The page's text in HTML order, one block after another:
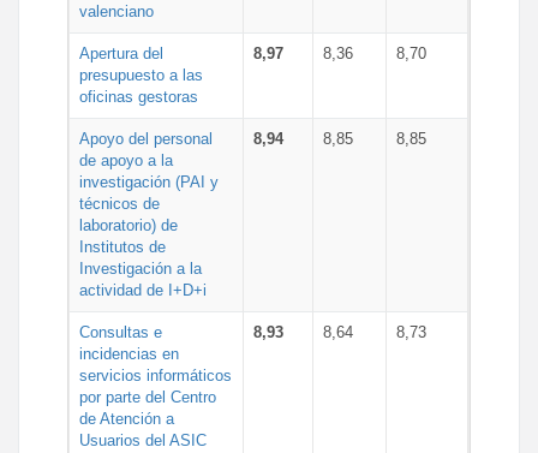
valenciano
Apertura del
presupuesto a las
oficinas gestoras
8,97 8,36 8,70
Apoyo del personal
de apoyo a la
investigación (PAI y
técnicos de
laboratorio) de
Institutos de
Investigación a la
actividad de I+D+i
8,94 8,85 8,85
Consultas e
incidencias en
servicios informáticos
por parte del Centro
de Atención a
Usuarios del ASIC
8,93 8,64 8,73